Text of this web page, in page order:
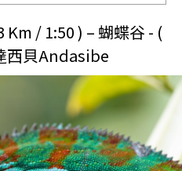
Km / 1:50 ) – 蝴蝶谷 - (
西貝Andasibe